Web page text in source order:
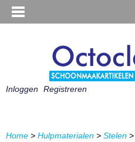
Inloggen Registreren
Home > Hulpmaterialen > Stelen >